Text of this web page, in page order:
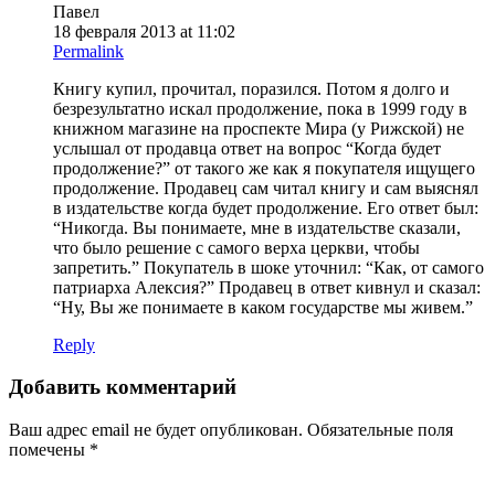
Павел
18 февраля 2013 at 11:02
Permalink
Книгу купил, прочитал, поразился. Потом я долго и
безрезультатно искал продолжение, пока в 1999 году в
книжном магазине на проспекте Мира (у Рижской) не
услышал от продавца ответ на вопрос “Когда будет
продолжение?” от такого же как я покупателя ищущего
продолжение. Продавец сам читал книгу и сам выяснял
в издательстве когда будет продолжение. Его ответ был:
“Никогда. Вы понимаете, мне в издательстве сказали,
что было решение с самого верха церкви, чтобы
запретить.” Покупатель в шоке уточнил: “Как, от самого
патриарха Алексия?” Продавец в ответ кивнул и сказал:
“Ну, Вы же понимаете в каком государстве мы живем.”
Reply
Добавить комментарий
Ваш адрес email не будет опубликован. Обязательные поля
помечены *